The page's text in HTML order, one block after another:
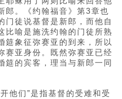
郎。《约翰福音》第3章也
门徒说基督是新郎，而他自
比喻是施洗约翰的门徒所熟
筵象征弥赛亚的到来，所以
赛亚身份。既然弥赛亚已经
筵的宾客，理当与新郎一同
他们”是指基督的受难和受